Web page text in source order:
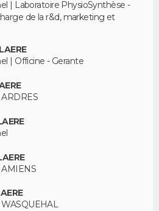
| Laboratoire PhysioSynthèse -
de la r&d, marketing et
| Officine - Gerante